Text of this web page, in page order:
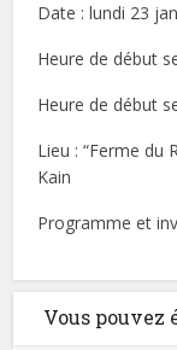
Date : lundi 23
Heure de début
Heure de début
Lieu : “Ferme du
Kain
Programme et
Vous pouvez